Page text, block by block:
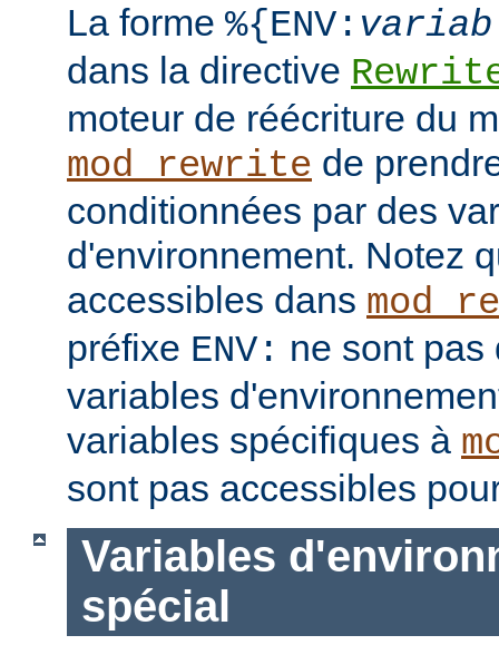
La forme %{ENV:
dans la directive
moteur de réécriture du
mod_rewrite de
conditionnées par des
d'environnement. Notez
accessibles dans
préfixe ENV: ne sont pas
variables
variables spécifiques à
sont pas accessibles
Variables
spécial